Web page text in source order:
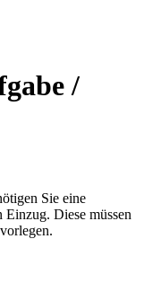
/
Sie eine
Einzug. Diese müssen